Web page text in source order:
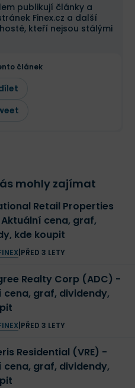
publikují články a
Finex.cz a další
kteří nejsou stálými
článek
mohly zajímat
Retail Properties
kde koupit
| PŘED 3 LETY
Realty Corp (ADC) -
cena, graf, dividendy,
| PŘED 3 LETY
Residential (VRE) -
cena, graf, dividendy,